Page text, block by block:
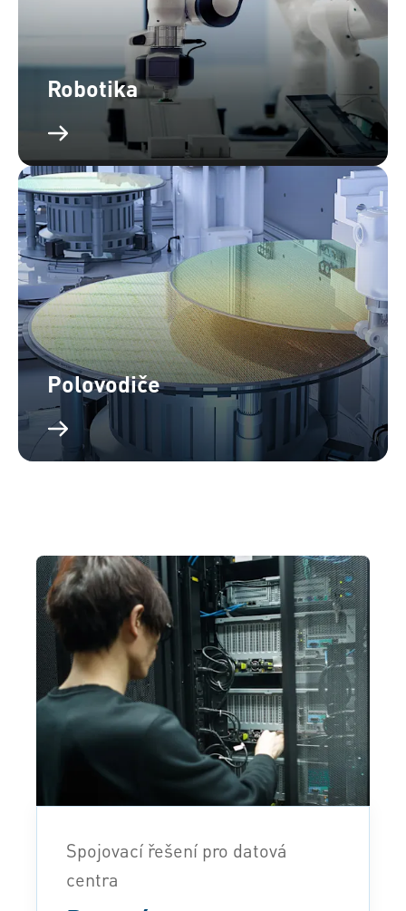
Robotika
Polovodiče
Spojovací řešení pro datová
centra